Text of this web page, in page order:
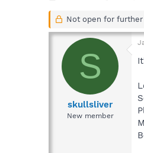
r
a
s
a
t
d
e
Not open for further
S
skullsliver
New member